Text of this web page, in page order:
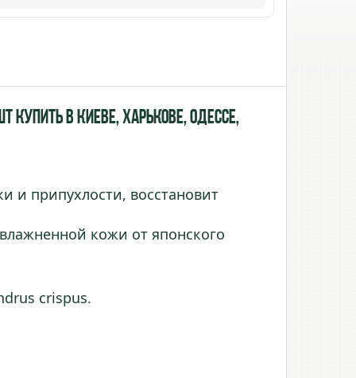
купить в Киеве, Харькове, Одессе,
припухлости, восстановит
кожи от японского
crispus.